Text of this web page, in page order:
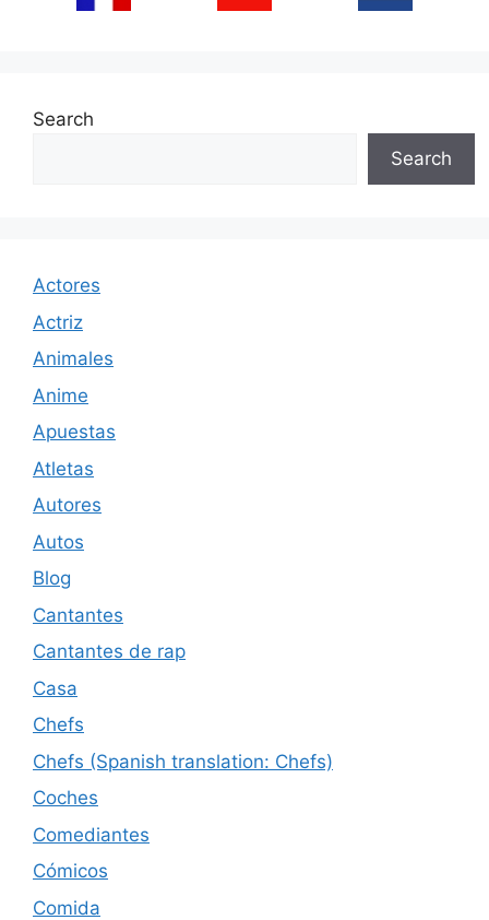
Search
Search
Actores
Actriz
Animales
Anime
Apuestas
Atletas
Autores
Autos
Blog
Cantantes
Cantantes de rap
Casa
Chefs
Chefs (Spanish translation: Chefs)
Coches
Comediantes
Cómicos
Comida